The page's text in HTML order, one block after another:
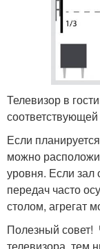
Телевизор в
Если
можно
уровня. Если
передач часто
столом, агрегат
Полезный совет!